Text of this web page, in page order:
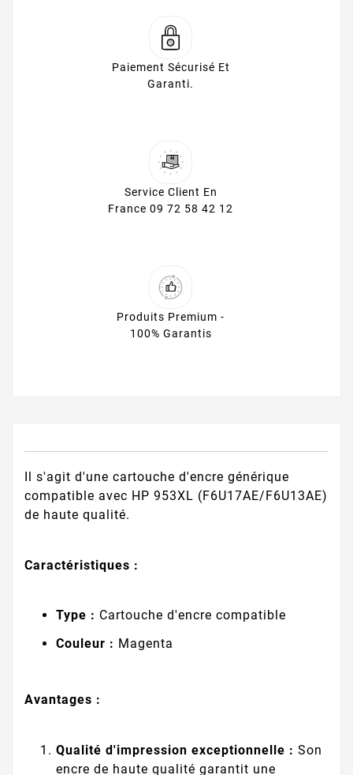
Paiement Sécurisé Et
Garanti.
Service Client En
France 09 72 58 42 12
Produits Premium -
100% Garantis
Il s'agit d'une cartouche d'encre générique
compatible avec HP 953XL (F6U17AE/F6U13AE)
de haute qualité.
Caractéristiques :
Type : Cartouche d'encre compatible
Couleur : Magenta
Avantages :
Qualité d'impression exceptionnelle : Son
encre de haute qualité garantit une